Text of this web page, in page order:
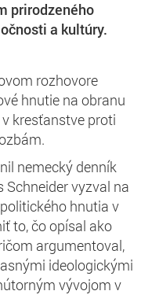
prirodzeného
a kultúry.
rozhovore
hnutie na obranu
kresťanstve proti
nemecký denník
Schneider vyzval na
hnutia v
to, čo opísal ako
argumentoval,
ideologickými
vývojom v